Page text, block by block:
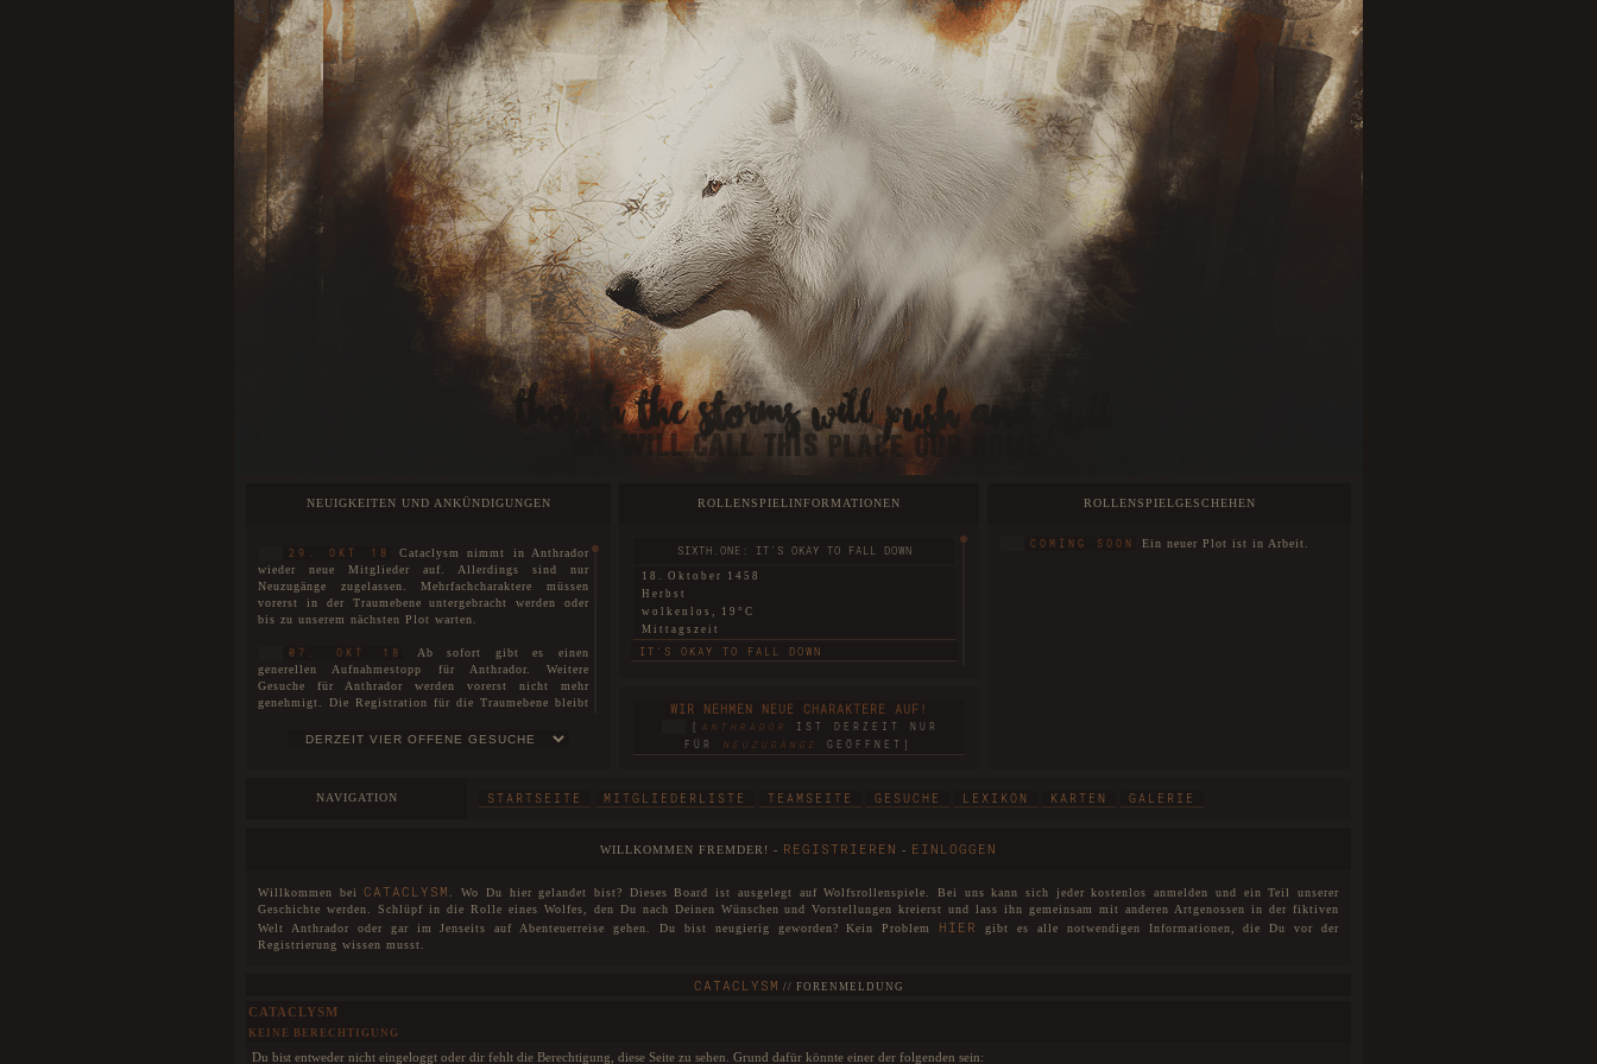
NEUIGKEITEN UND ANKÜNDIGUNGEN ROLLENSPIELINFORMATIONEN ROLLENSPIELGESCHEHEN
29. OKT 18
Cataclysm nimmt in Anthrador
wieder neue Mitglieder auf. Allerdings sind nur
Neuzugänge zugelassen. Mehrfachcharaktere müssen
vorerst in der Traumebene untergebracht werden oder
bis zu unserem nächsten Plot warten.
07. OKT 18
Ab sofort gibt es einen
generellen Aufnahmestopp für Anthrador. Weitere
Gesuche für Anthrador werden vorerst nicht mehr
genehmigt. Die Registration für die Traumebene bleibt
sich auf unsererWARTELISTEeintragen lassen.
neuen Plot wurde unser Aufnahmestopp aufgehoben und
wir begrüßen offiziell unsere Neuzugänge und heißen
25. MAI 18
07. JAN 18 Cataclysm hat nun für Anthrador
eine interaktive Karte. Dies bedeutet, dass ihr euren
SIXTH.ONE: IT'S OKAY TO FALL DOWN
18. Oktober 1458
Herbst
wolkenlos, 19°C
Mittagszeit
IT'S OKAY TO FALL DOWN
nebelig, 6°C
THIS LAND THAT I REMEMBER
wolkenlos, 16°C
Mittagszeit
BEGGARS CAN'T BE CHOOSERS
Abenddämmerung
COMING SOON Ein neuer Plot ist in Arbeit.
WIR NEHMEN NEUE CHARAKTERE AUF!
[ ANTHRADOR
IST DERZEIT NUR
FÜR
NEUZUGÄNGE GEÖFFNET]
NAVIGATION STARTSEITE MITGLIEDERLISTE TEAMSEITE GESUCHE LEXIKON KARTEN GALERIE
WILLKOMMEN FREMDER! - REGISTRIEREN - EINLOGGEN
Willkommen beiCATACLYSM
. Wo Du hier gelandet bist? Dieses Board ist ausgelegt auf Wolfsrollenspiele. Bei uns kann sich jeder kostenlos anmelden und ein Teil unserer
Geschichte werden. Schlüpf in die Rolle eines Wolfes, den Du nach Deinen Wünschen und Vorstellungen kreierst und lass ihn gemeinsam mit anderen Artgenossen in der fiktiven
Welt Anthrador oder gar im Jenseits auf Abenteuerreise gehen. Du bist neugierig geworden? Kein Problem HIER
gibt es alle notwendigen Informationen, die Du vor der
Registrierung wissen musst.
CATACLYSM // FORENMELDUNG
CATACLYSM
KEINE BERECHTIGUNG
Du bist entweder nicht eingeloggt oder dir fehlt die Berechtigung, diese Seite zu sehen. Grund dafür könnte einer der folgenden sein: